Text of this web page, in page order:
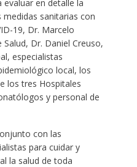
evaluar en detalle la
sanitarias con
19, Dr. Marcelo
Dr. Daniel Creuso,
especialistas
local, los
los tres Hospitales
y personal de
con las
para cuidar y
la salud de toda